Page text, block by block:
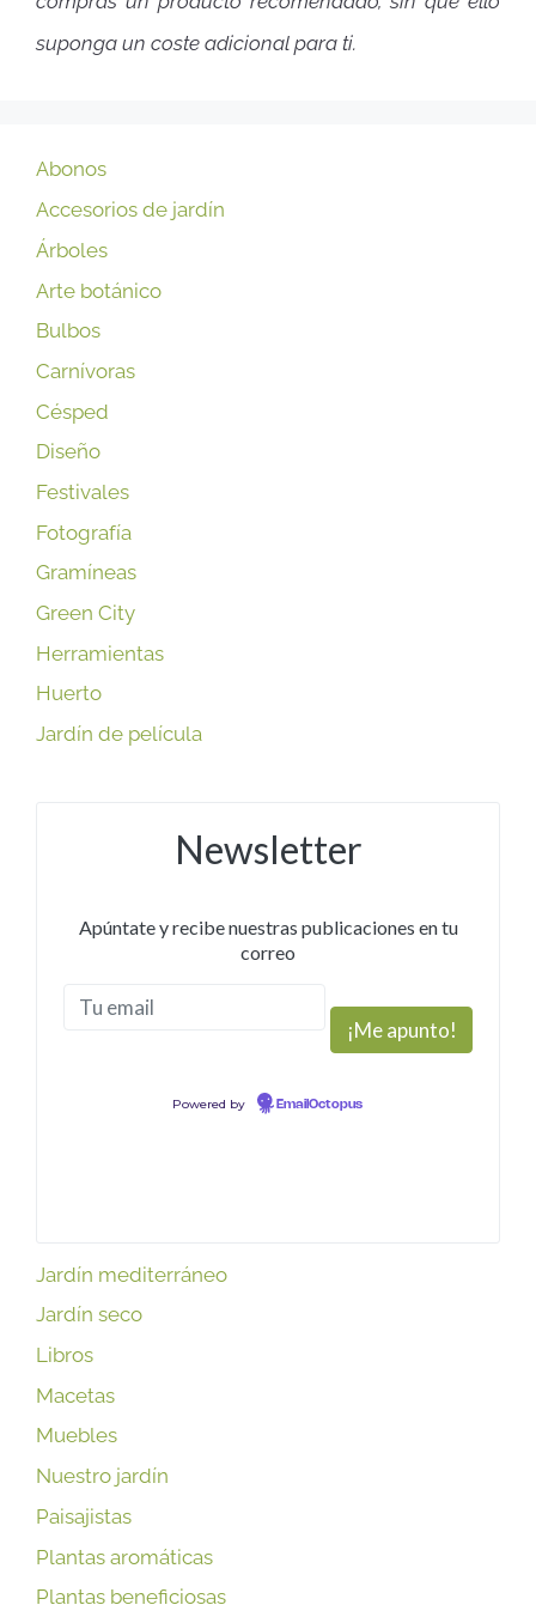
suponga un coste adicional para ti.
Abonos
Accesorios de jardín
Árboles
Arte botánico
Bulbos
Carnívoras
Césped
Diseño
Festivales
Fotografía
Gramíneas
Green City
Herramientas
Huerto
Jardín de película
Newsletter
Apúntate y recibe nuestras publicaciones en tu
correo
Powered by EmailOctopus
Jardín mediterráneo
Jardín seco
Libros
Macetas
Muebles
Nuestro jardín
Paisajistas
Plantas aromáticas
Plantas beneficiosas